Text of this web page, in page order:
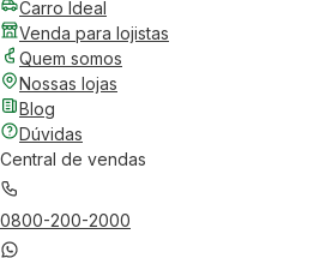
Carro Ideal
Venda para lojistas
Quem somos
Nossas lojas
Blog
Dúvidas
Central de vendas
0800-200-2000